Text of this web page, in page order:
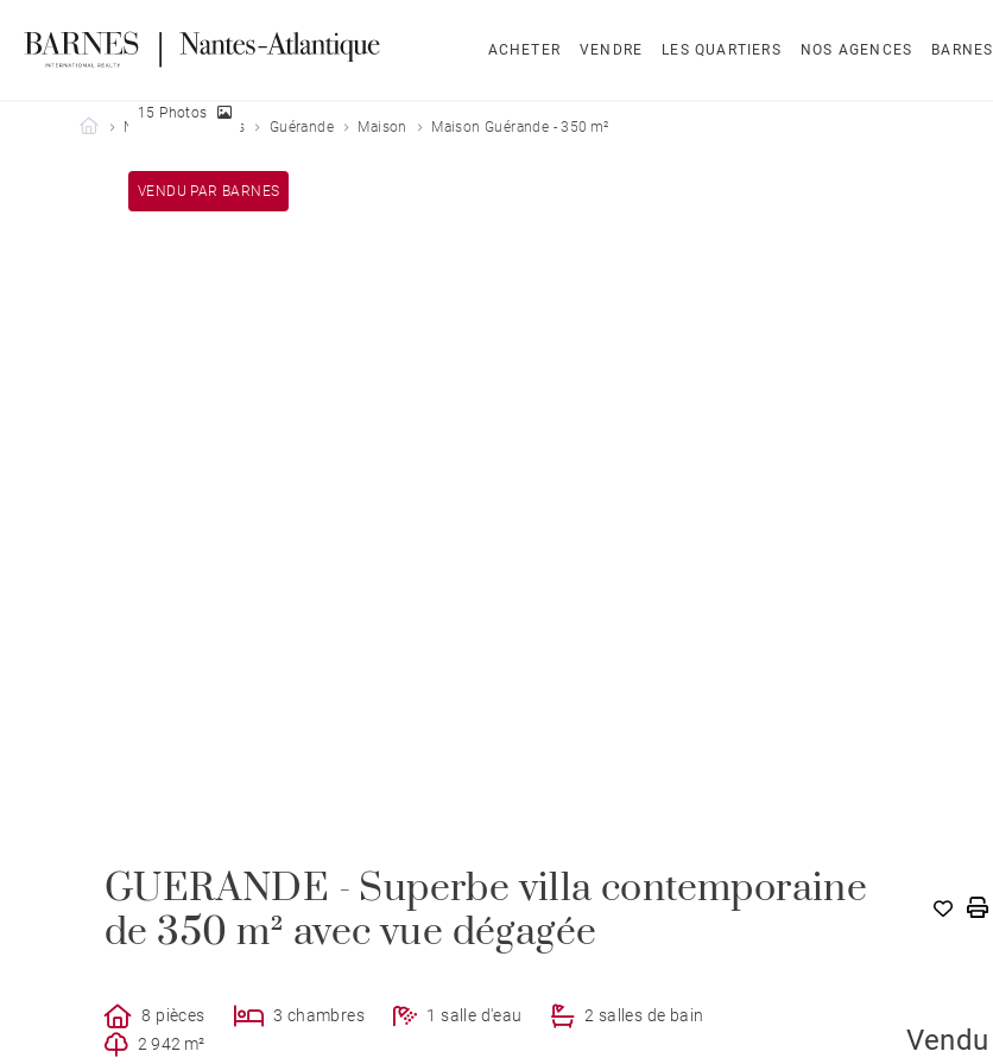
ACHETER VENDRE LES QUARTIERS NOS AGENCES BARNES
Barnes Nantes-Atlantique
Nos biens vendus Guérande Maison Maison Guérande - 350 m²
VENDU PAR BARNES
15 Photos
GUERANDE - Superbe villa contemporaine
de 350 m² avec vue dégagée
8 pièces 3 chambres 1 salle d'eau
2 salles de bain
2 942 m²
Vendu